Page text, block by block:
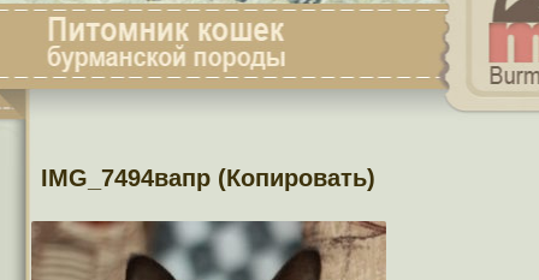
IMG_7494вапр (Копировать)